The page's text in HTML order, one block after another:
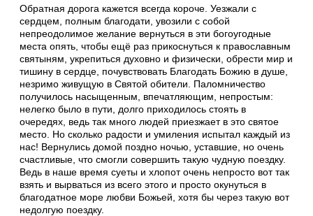
Обратная дорога кажется всегда короче. Уезжали с
сердцем, полным благодати, увозили с собой
непреодолимое желание вернуться в эти богоугодные
места опять, чтобы ещё раз прикоснуться к православным
святыням, укрепиться духовно и физически, обрести мир и
тишину в сердце, почувствовать Благодать Божию в душе,
незримо живущую в Святой обители. Паломничество
получилось насыщенным, впечатляющим, непростым:
нелегко было в пути, долго приходилось стоять в
очередях, ведь так много людей приезжает в это святое
место. Но сколько радости и умиления испытал каждый из
нас! Вернулись домой поздно ночью, уставшие, но очень
счастливые, что смогли совершить такую чудную поездку.
Ведь в наше время суеты и хлопот очень непросто вот так
взять и вырваться из всего этого и просто окунуться в
благодатное море любви Божьей, хотя бы через такую вот
недолгую поездку.